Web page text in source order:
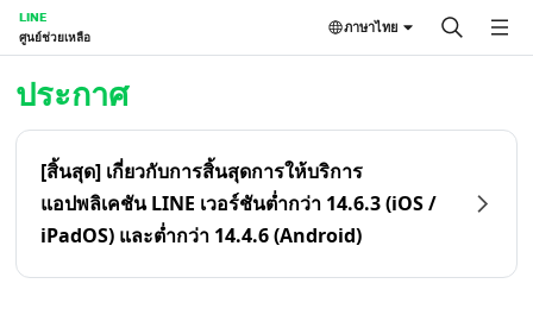
LINE
ศูนย์ช่วยเหลือ
ภาษาไทย
ประกาศ
[สิ้นสุด] เกี่ยวกับการสิ้นสุดการให้บริการ
แอปพลิเคชัน LINE เวอร์ชันต่ำกว่า 14.6.3 (iOS /
iPadOS) และต่ำกว่า 14.4.6 (Android)